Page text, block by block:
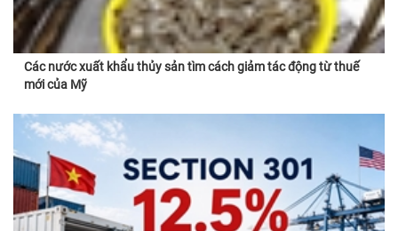
Các nước xuất khẩu thủy sản tìm cách giảm tác động từ thuế
mới của Mỹ